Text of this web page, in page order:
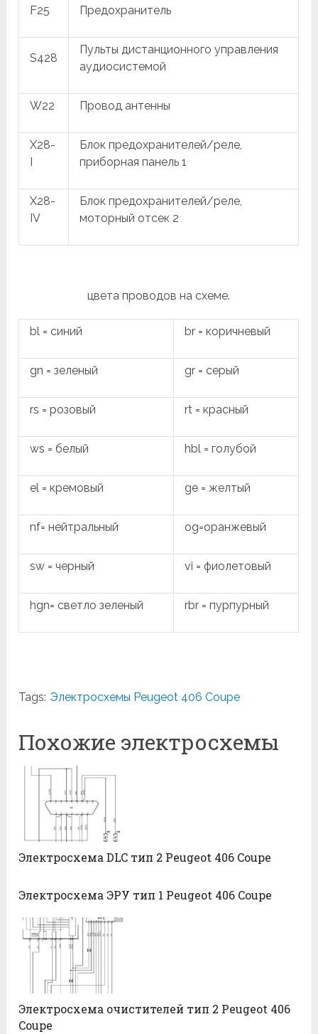
F25 Предохранитель
S428
Пульты дистанционного управления
аудиосистемой
W22 Провод антенны
X28-
I
Блок предохранителей/реле,
приборная панель 1
X28-
IV
Блок предохранителей/реле,
моторный отсек 2
цвета проводов на схеме.
bl = синий br = коричневый
gn = зеленый gr = серый
rs = розовый rt = красный
ws = белый hbl = голубой
el = кремовый ge = желтый
nf= нейтральный og=оранжевый
sw = черный vi = фиолетовый
hgn= светло зеленый rbr = пурпурный
Tags: Электросхемы Peugeot 406 Coupe
Похожие электросхемы
Электросхема DLC тип 2 Peugeot 406 Coupe
Электросхема ЭРУ тип 1 Peugeot 406 Coupe
Электросхема очистителей тип 2 Peugeot 406
Coupe